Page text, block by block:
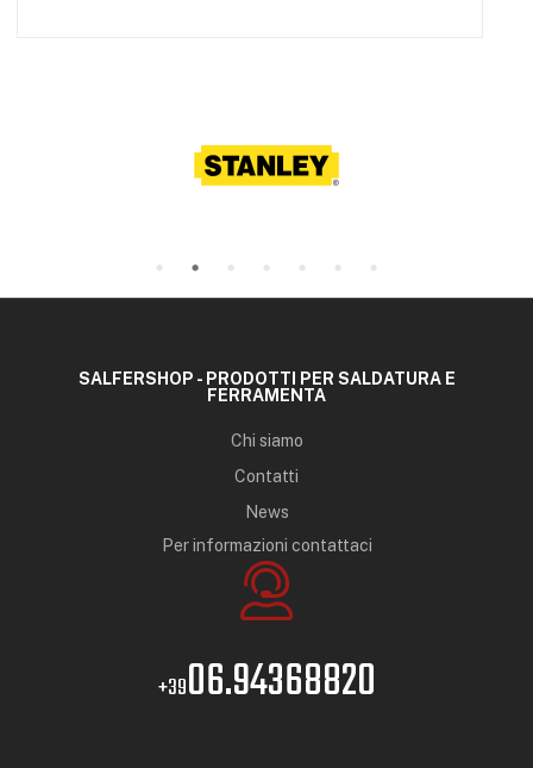
SALFERSHOP - PRODOTTI PER SALDATURA E
FERRAMENTA
Chi siamo
Contatti
News
Per informazioni contattaci
+3906.94368820